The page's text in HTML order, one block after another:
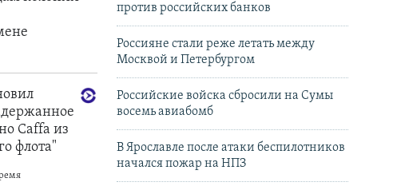
против российских банков
Россияне стали реже летать между
Москвой и Петербургом
Российские войска сбросили на Сумы
восемь авиабомб
В Ярославле после атаки беспилотников
начался пожар на НПЗ